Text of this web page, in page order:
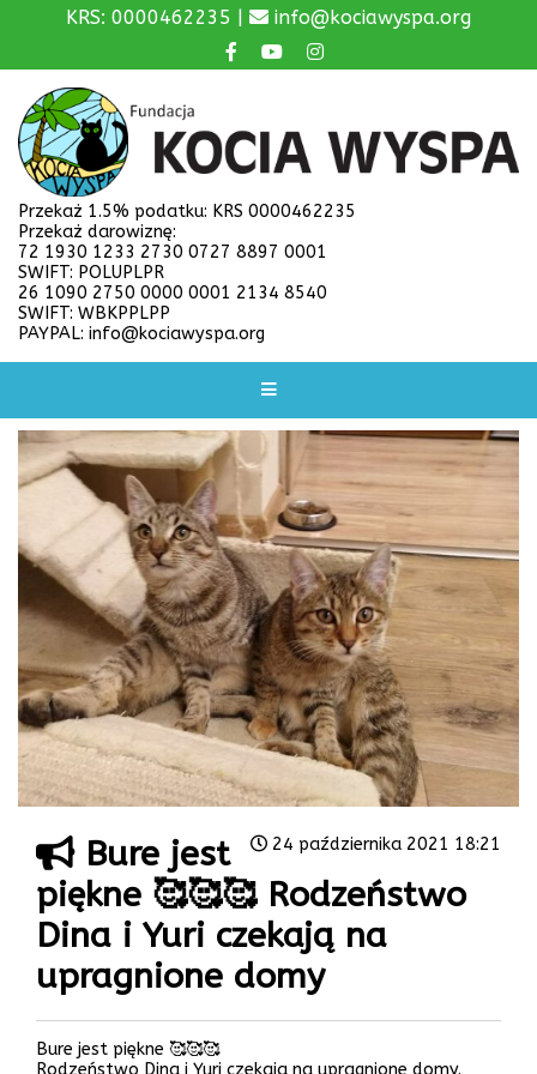
KRS: 0000462235 | info@kociawyspa.org
Przekaż 1.5% podatku: KRS 0000462235
Przekaż darowiznę:
72 1930 1233 2730 0727 8897 0001
SWIFT: POLUPLPR
26 1090 2750 0000 0001 2134 8540
SWIFT: WBKPPLPP
PAYPAL: info@kociawyspa.org
24 października 2021 18:21
Bure jest
piękne 🥰🥰🥰 Rodzeństwo
Dina i Yuri czekają na
upragnione domy
Bure jest piękne 🥰🥰🥰
Rodzeństwo Dina i Yuri czekają na upragnione domy.